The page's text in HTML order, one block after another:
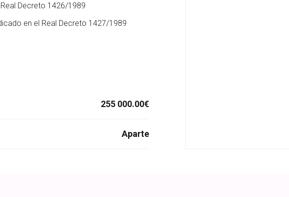
Decreto 1426/1989
en el Real Decreto 1427/1989
€
255 000.00
Aparte